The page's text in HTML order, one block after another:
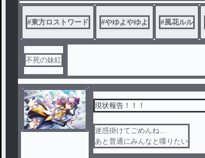
#東方ロストワード #やゆよやゆよ #風花ルル
不死の妹紅
現状報告！！！
迷惑掛けてごめんね…
あと普通にみんなと喋りたい